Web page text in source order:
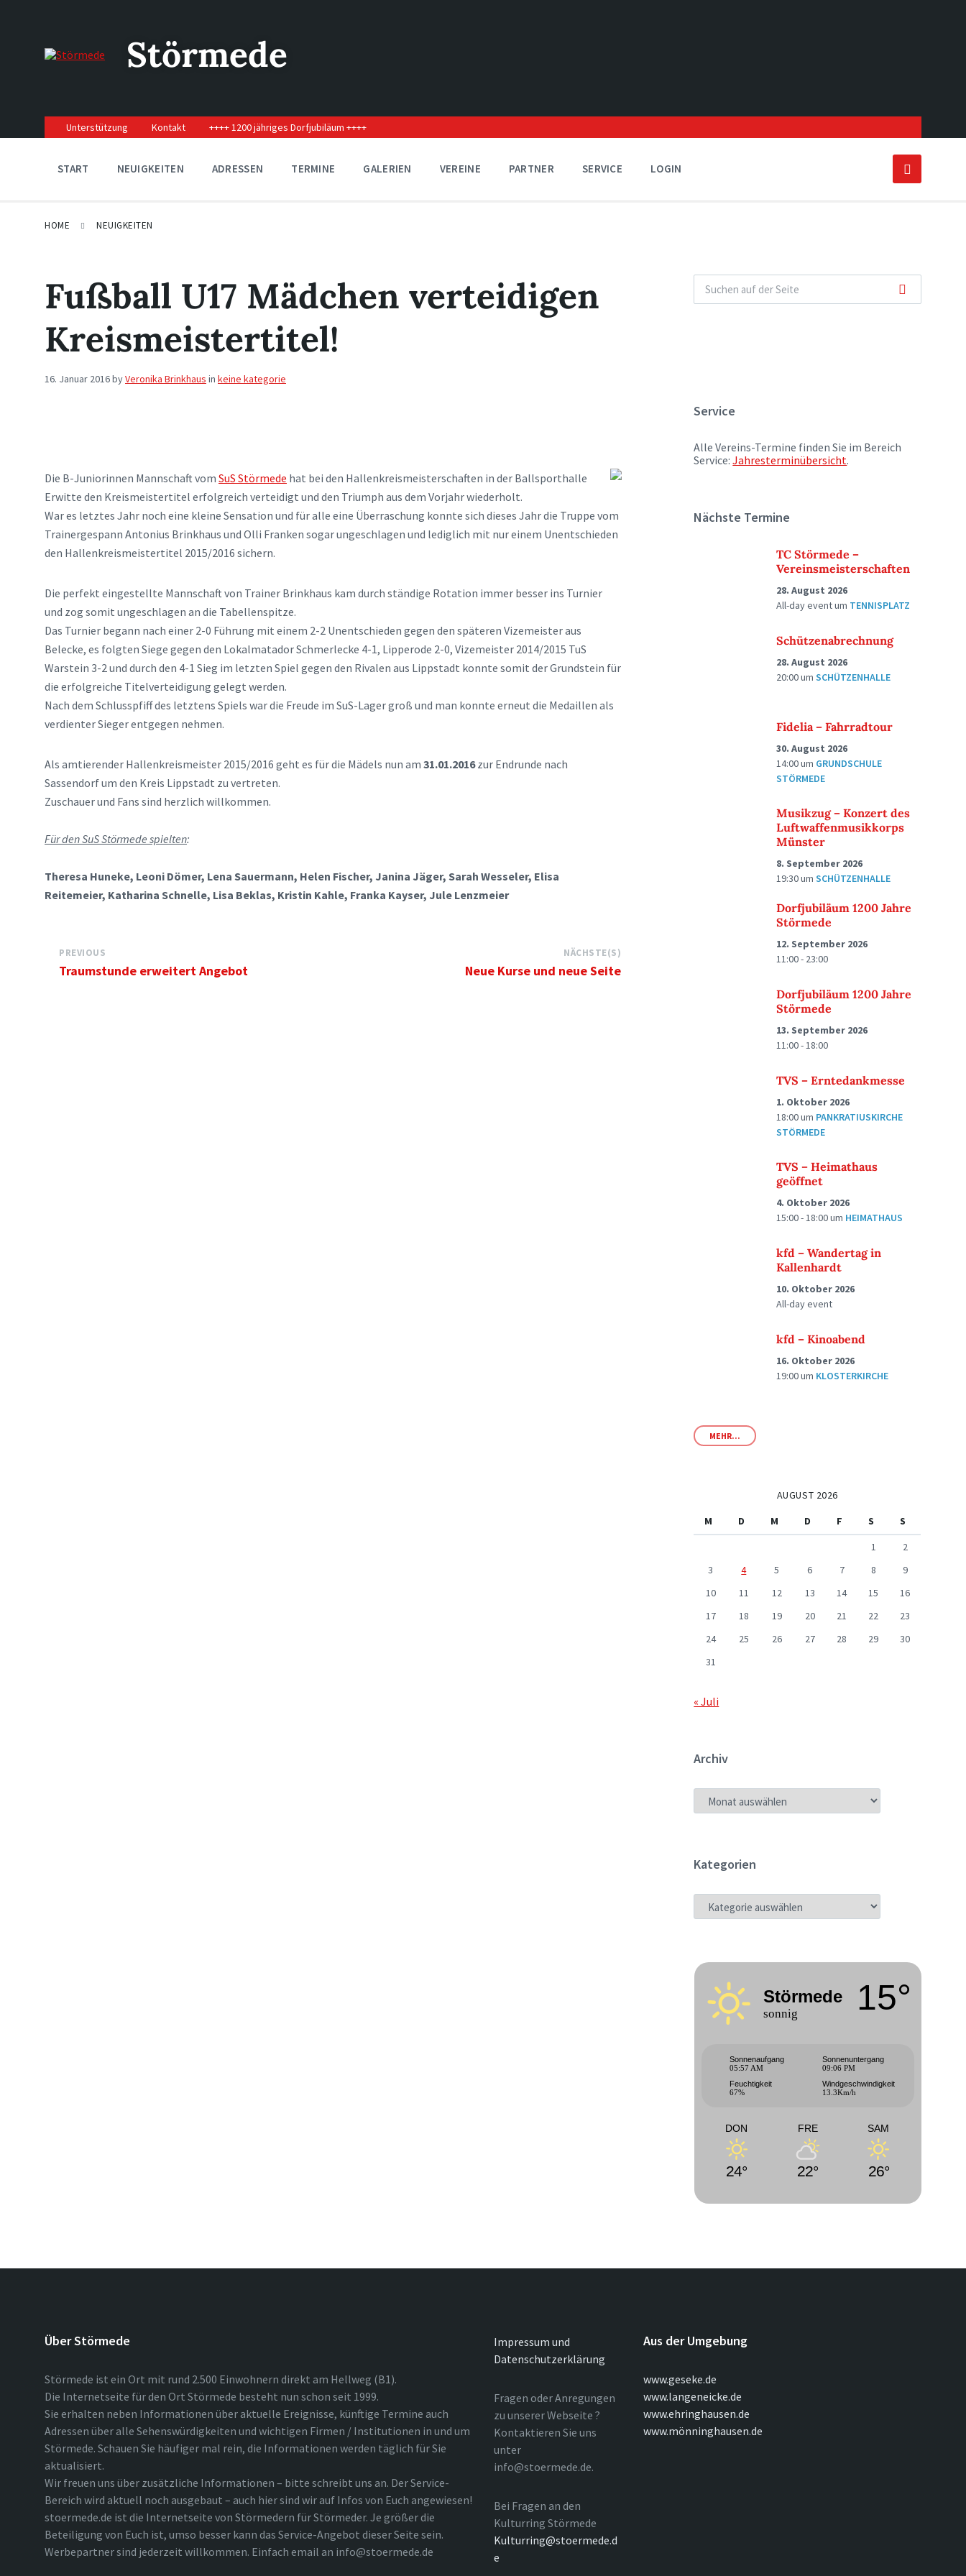
navigation
Störmede
Unterstützung Kontakt ++++ 1200 jähriges Dorfjubiläum ++++
START NEUIGKEITEN ADRESSEN TERMINE GALERIEN VEREINE PARTNER SERVICE LOGIN
HOME NEUIGKEITEN
Fußball U17 Mädchen verteidigen
Kreismeistertitel!
16. Januar 2016byVeronika Brinkhaus in keine kategorie
Die B-Juniorinnen Mannschaft vom SuS Störmede hat bei den Hallenkreismeisterschaften in der Ballsporthalle
Erwitte den Kreismeistertitel erfolgreich verteidigt und den Triumph aus dem Vorjahr wiederholt.
War es letztes Jahr noch eine kleine Sensation und für alle eine Überraschung konnte sich dieses Jahr die Truppe vom
Trainergespann Antonius Brinkhaus und Olli Franken sogar ungeschlagen und lediglich mit nur einem Unentschieden
den Hallenkreismeistertitel 2015/2016 sichern.
Die perfekt eingestellte Mannschaft von Trainer Brinkhaus kam durch ständige Rotation immer besser ins Turnier
und zog somit ungeschlagen an die Tabellenspitze.
Das Turnier begann nach einer 2-0 Führung mit einem 2-2 Unentschieden gegen den späteren Vizemeister aus
Belecke, es folgten Siege gegen den Lokalmatador Schmerlecke 4-1, Lipperode 2-0, Vizemeister 2014/2015 TuS
Warstein 3-2 und durch den 4-1 Sieg im letzten Spiel gegen den Rivalen aus Lippstadt konnte somit der Grundstein für
die erfolgreiche Titelverteidigung gelegt werden.
Nach dem Schlusspfiff des letztens Spiels war die Freude im SuS-Lager groß und man konnte erneut die Medaillen als
verdienter Sieger entgegen nehmen.
Als amtierender Hallenkreismeister 2015/2016 geht es für die Mädels nun am 31.01.2016zur Endrunde nach
Sassendorf um den Kreis Lippstadt zu vertreten.
Zuschauer und Fans sind herzlich willkommen.
Für den SuS Störmede spielten:
Theresa Huneke, Leoni Dömer, Lena Sauermann, Helen Fischer, Janina Jäger, Sarah Wesseler, Elisa
Reitemeier, Katharina Schnelle, Lisa Beklas, Kristin Kahle, Franka Kayser, Jule Lenzmeier
PREVIOUS
Traumstunde erweitert Angebot
NÄCHSTE(S)
Neue Kurse und neue Seite
Service
Alle Vereins-Termine finden Sie im Bereich
Service:Jahresterminübersicht.
Nächste Termine
TC Störmede –
Vereinsmeisterschaften
28. August 2026
All-day eventum TENNISPLATZ
Schützenabrechnung
28. August 2026
20:00umSCHÜTZENHALLE
Fidelia – Fahrradtour
30. August 2026
14:00um GRUNDSCHULE
STÖRMEDE
Musikzug – Konzert des
Luftwaffenmusikkorps
Münster
8. September 2026
19:30umSCHÜTZENHALLE
Dorfjubiläum 1200 Jahre
Störmede
12. September 2026
11:00 - 23:00
Dorfjubiläum 1200 Jahre
Störmede
13. September 2026
11:00 - 18:00
TVS – Erntedankmesse
1. Oktober 2026
18:00um PANKRATIUSKIRCHE
STÖRMEDE
TVS – Heimathaus
geöffnet
4. Oktober 2026
15:00 - 18:00um HEIMATHAUS
kfd – Wandertag in
Kallenhardt
10. Oktober 2026
All-day event
kfd – Kinoabend
16. Oktober 2026
19:00um KLOSTERKIRCHE
MEHR...
AUGUST 2026
M
D M D F S
S
1
2
3
4 5 6 7 8
9
10
11 12 13 14 15
16
17
18 19 20 21 22
23
24
25 26 27 28 29
30
31
« Juli
Archiv
ARCHIV
Kategorien
KATEGORIEN
Störmede
sonnig 15°
Sonnenaufgang
05:57 AM
Sonnenuntergang
09:06 PM
Feuchtigkeit
67%
Windgeschwindigkeit
13.3Km/h
DON
24°
FRE
22°
SAM
26°
Über Störmede
Störmede ist ein Ort mit rund 2.500 Einwohnern direkt am Hellweg (B1).
Die Internetseite für den Ort Störmede besteht nun schon seit 1999.
Sie erhalten neben Informationen über aktuelle Ereignisse, künftige Termine auch
Adressen über alle Sehenswürdigkeiten und wichtigen Firmen / Institutionen in und um
Störmede. Schauen Sie häufiger mal rein, die Informationen werden täglich für Sie
aktualisiert.
Wir freuen uns über zusätzliche Informationen – bitte schreibt uns an. Der Service-
Bereich wird aktuell noch ausgebaut – auch hier sind wir auf Infos von Euch angewiesen!
stoermede.de ist die Internetseite von Störmedern für Störmeder. Je größer die
Beteiligung von Euch ist, umso besser kann das Service-Angebot dieser Seite sein.
Werbepartner sind jederzeit willkommen. Einfach email an info@stoermede.de
Impressum und
Datenschutzerklärung
Fragen oder Anregungen
zu unserer Webseite ?
Kontaktieren Sie uns
unter
info@stoermede.de.
Bei Fragen an den
Kulturring Störmede
Kulturring@stoermede.d
e
Aus der Umgebung
www.geseke.de
www.langeneicke.de
www.ehringhausen.de
www.mönninghausen.de